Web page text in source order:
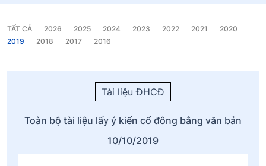
TẤT CẢ 2026 2025 2024 2023 2022 2021
2020
2019
2018 2017 2016
Tài liệu ĐHCĐ
Toàn bộ tài liệu lấy ý kiến cổ đông bằng văn bản
10/10/2019